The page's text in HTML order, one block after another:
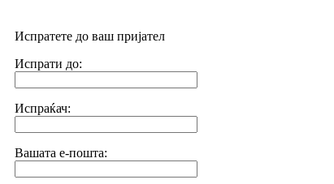
Испратете до ваш пријател
Испрати до:
Испраќач:
Вашата е-пошта: